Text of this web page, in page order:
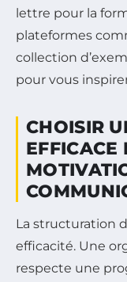
lettre pour la
plateformes
collection
pour vous
CHOISIR
EFFICACE
La structuration
efficacité. Une
respecte une